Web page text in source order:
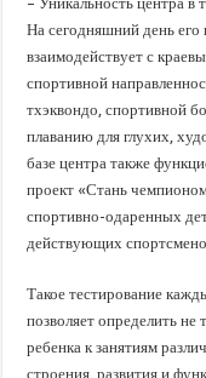
На сегодняшний день
взаимодействует с
спортивной
тхэквондо, спортивной
плаванию для глухих,
базе центра также
проект «Стань
спортивно-одаренных
действующих
Такое тестирование
позволяет определить не
ребенка к занятиям
строения, развития и